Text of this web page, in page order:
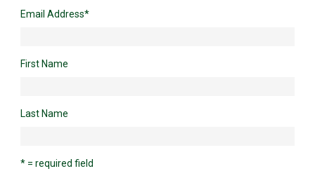
Email Address*
First Name
Last Name
* = required field